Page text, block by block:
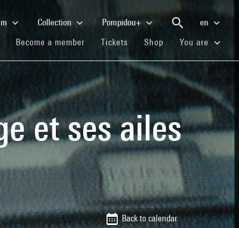
Collection Pompidou+
en
Become a member (current)
Tickets (current)
Shop (current)You are
et ses ailes
Back to calendar